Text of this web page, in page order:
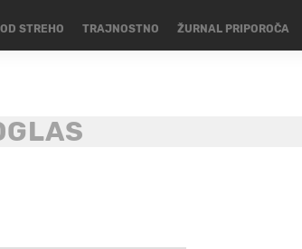
STREHO TRAJNOSTNO ŽURNAL PRIPOROČA